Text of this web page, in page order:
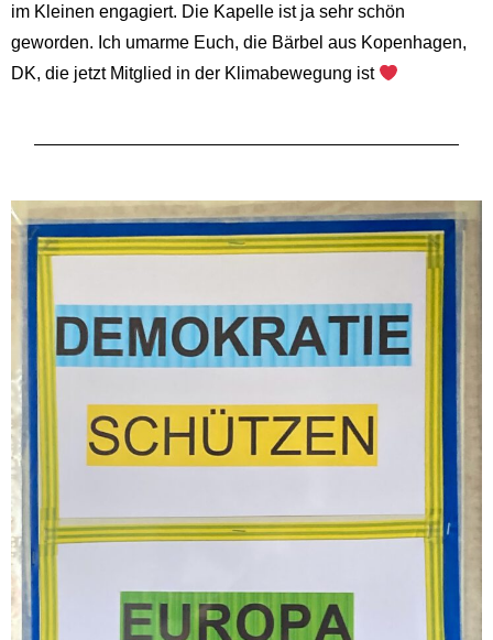
im Kleinen engagiert. Die Kapelle ist ja sehr schön
geworden. Ich umarme Euch, die Bärbel aus Kopenhagen,
DK, die jetzt Mitglied in der Klimabewegung ist